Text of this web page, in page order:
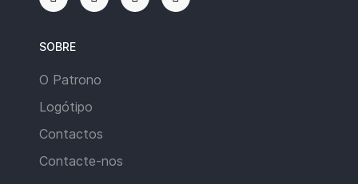
SOBRE
O Patrono
Logótipo
Contactos
Contacte-nos